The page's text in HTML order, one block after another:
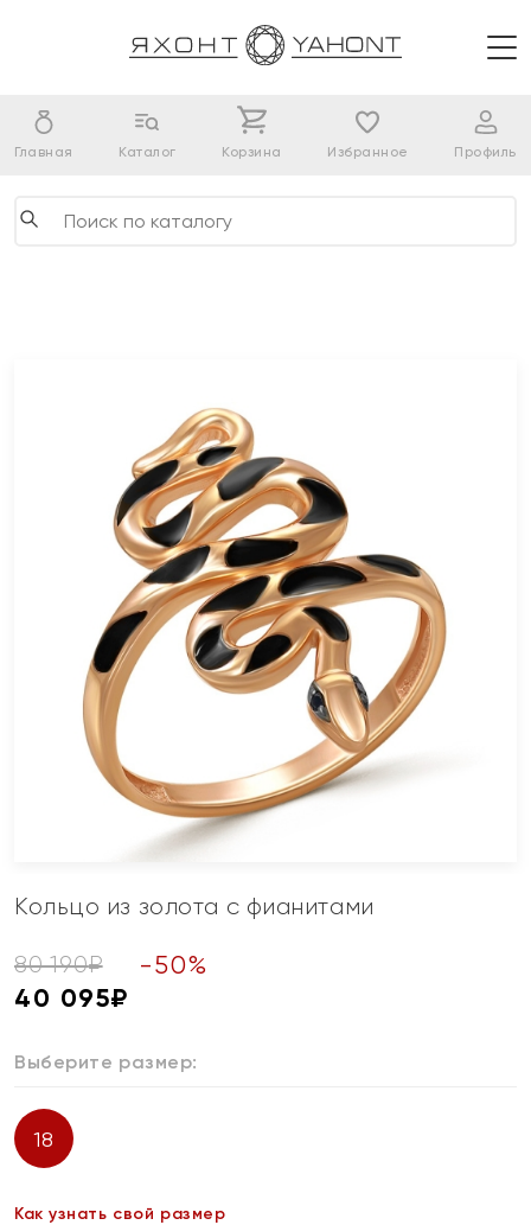
Главная Каталог Корзина Избранное Профиль
Кольцо из золота с фианитами
80 190₽ -50%
40 095₽
Выберите размер:
18
Как узнать свой размер